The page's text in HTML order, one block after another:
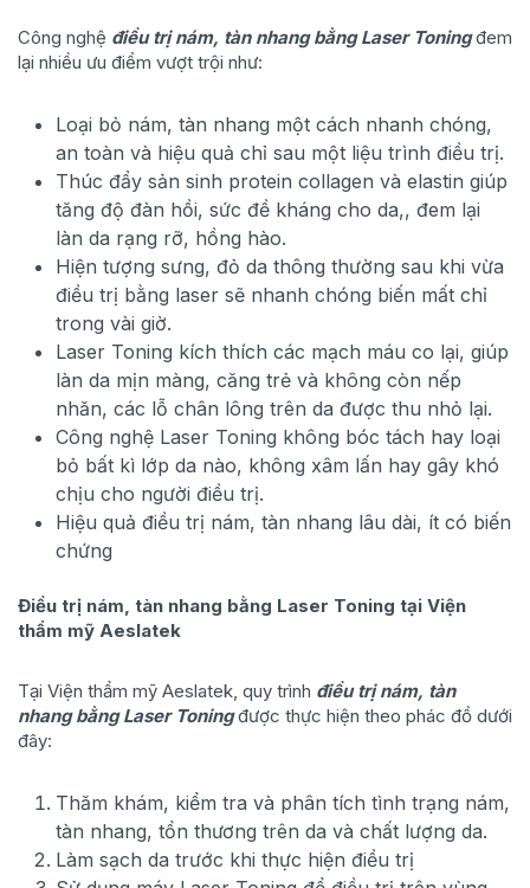
Công nghệ điều trị nám, tàn nhang bằng Laser Toningđem
lại nhiều ưu điểm vượt trội như:
Loại bỏ nám, tàn nhang một cách nhanh chóng,
an toàn và hiệu quả chỉ sau một liệu trình điều trị.
Thúc đẩy sản sinh protein collagen và elastin giúp
tăng độ đàn hồi, sức đề kháng cho da,, đem lại
làn da rạng rỡ, hồng hào.
Hiện tượng sưng, đỏ da thông thường sau khi vừa
điều trị bằng laser sẽ nhanh chóng biến mất chỉ
trong vài giờ.
Laser Toning kích thích các mạch máu co lại, giúp
làn da mịn màng, căng trẻ và không còn nếp
nhăn, các lỗ chân lông trên da được thu nhỏ lại.
Công nghệ Laser Toning không bóc tách hay loại
bỏ bất kì lớp da nào, không xâm lấn hay gây khó
chịu cho người điều trị.
Hiệu quả điều trị nám, tàn nhang lâu dài, ít có biến
chứng
Điều trị nám, tàn nhang bằng Laser Toning tại Viện
thẩm mỹ Aeslatek
Tại Viện thẩm mỹ Aeslatek, quy trình điều trị nám, tàn
nhang bằng Laser Toningđược thực hiện theo phác đồ dưới
đây:
Thăm khám, kiểm tra và phân tích tình trạng nám,
tàn nhang, tổn thương trên da và chất lượng da.
Làm sạch da trước khi thực hiện điều trị